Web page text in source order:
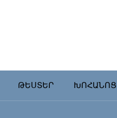
ԹԵՍՏԵՐ ԽՈՀԱՆՈՑ